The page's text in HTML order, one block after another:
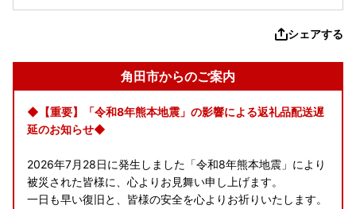
シェアする
角田市からのご案内
◆【重要】「令和8年熊本地震」の影響による返礼品配送遅
延のお知らせ◆
2026年7月28日に発生しました「令和8年熊本地震」により
被災された皆様に、心よりお見舞い申し上げます。
一日も早い復旧と、皆様の安全を心よりお祈りいたします。